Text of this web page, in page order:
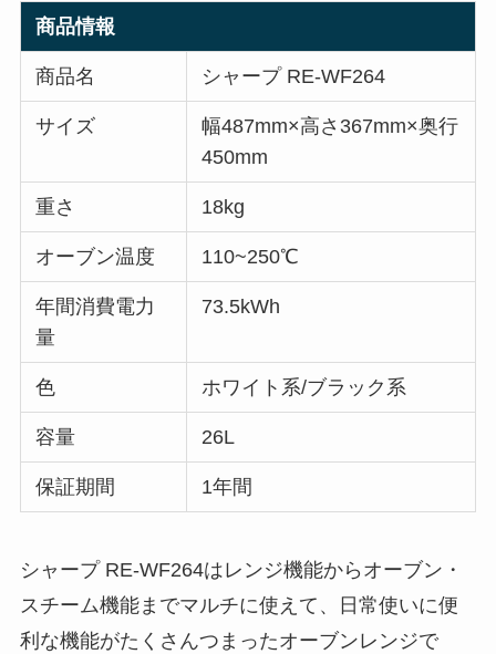
商品情報
商品名 シャープ RE-WF264
サイズ
幅487mm×高さ367mm×奥行
450mm
重さ 18kg
オーブン温度 110~250℃
年間消費電力
量
73.5kWh
色 ホワイト系/ブラック系
容量 26L
保証期間 1年間
シャープ RE-WF264はレンジ機能からオーブン・
スチーム機能までマルチに使えて、日常使いに便
利な機能がたくさんつまったオーブンレンジで